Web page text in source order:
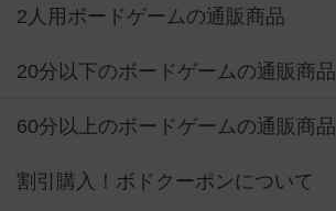
2人用ボードゲームの通販商品
20分以下のボードゲームの通販商品
60分以上のボードゲームの通販商品
割引購入！ボドクーポンについて